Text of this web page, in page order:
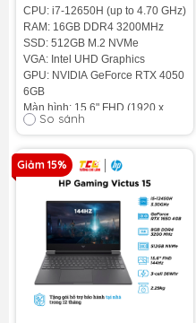
6GB | 15.6 inch FHD
144Hz)
CPU: i7-12650H (up to 4.70 GHz)
RAM: 16GB DDR4 3200MHz
SSD: 512GB M.2 NVMe
VGA: Intel UHD Graphics
GPU: NVIDIA GeForce RTX 4050
6GB
Màn hình: 15.6" FHD (1920 x
1080) 144Hz
Pin: 6 cell - 86Wh
Tình trạng:Nhập Khẩu 100
So sánh
Giảm 15%